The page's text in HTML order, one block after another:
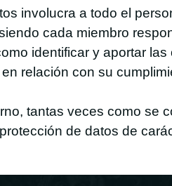
involucra a todo el
cada miembro
identificar y aportar
relación con su
tantas veces como se
de datos de